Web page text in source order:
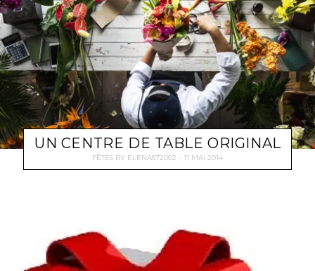
UN CENTRE DE TABLE ORIGINAL
FÊTES BY ELENA572002 11 MAI 2014